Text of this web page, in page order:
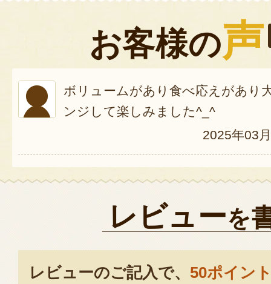
お客様の声
ボリュームがあり食べ応えがあり
ンジして楽しみました^_^
2025年03
レビューを
レビューのご記入で、 50ポイン